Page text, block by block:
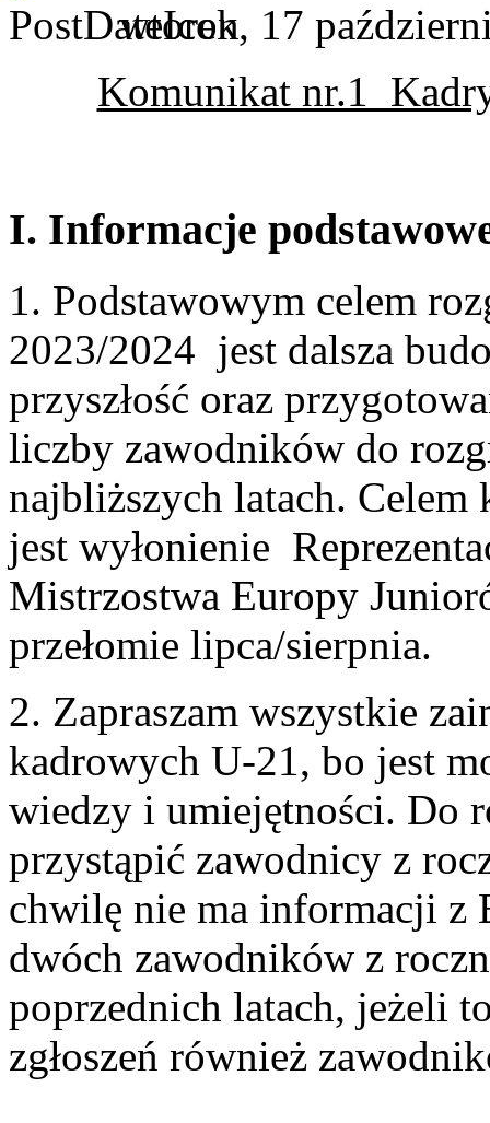
wtorek, 17
Komunikat nr.1
I. Informacje
1. Podstawowym celem
2023/2024 jest dalsza
przyszłość oraz
liczby zawodników do
najbliższych latach.
jest wyłonienie
Mistrzostwa Europy
przełomie lipca/sierpnia.
2. Zapraszam wszystkie
kadrowych U-21, bo jest
wiedzy i umiejętności. Do
przystąpić zawodnicy z
chwilę nie ma informacji z
dwóch zawodników z
poprzednich latach, jeżeli
zgłoszeń również